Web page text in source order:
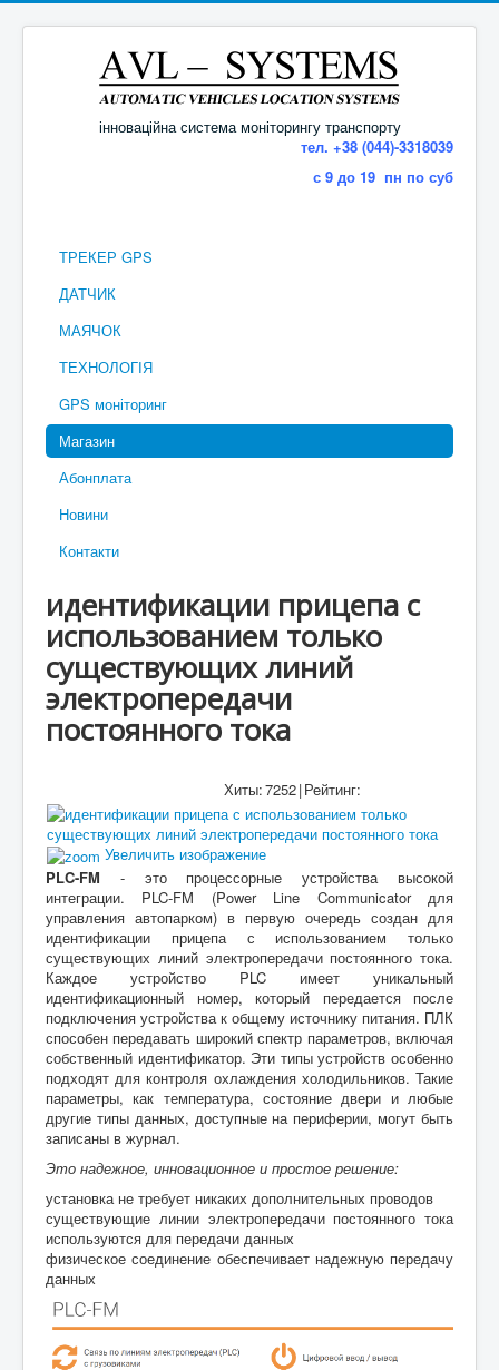
інноваційна система моніторингу транспорту
тел. +38 (044)-3318039
с 9 до 19 пн по суб
ТРЕКЕР GPS
ДАТЧИК
МАЯЧОК
ТЕХНОЛОГІЯ
GPS моніторинг
Магазин
Абонплата
Новини
Контакти
идентификации прицепа с
использованием только
существующих линий
электропередачи
постоянного тока
Хиты:7252|Рейтинг:
Увеличить изображение
PLC-FM - это процессорные устройства высокой
интеграции. PLC-FM (Power Line Communicator для
управления автопарком) в первую очередь создан для
идентификации прицепа с использованием только
существующих линий электропередачи постоянного тока.
Каждое устройство PLC имеет уникальный
идентификационный номер, который передается после
подключения устройства к общему источнику питания. ПЛК
способен передавать широкий спектр параметров, включая
собственный идентификатор. Эти типы устройств особенно
подходят для контроля охлаждения холодильников. Такие
параметры, как температура, состояние двери и любые
другие типы данных, доступные на периферии, могут быть
записаны в журнал.
Это надежное, инновационное и простое решение:
установка не требует никаких дополнительных проводов
существующие линии электропередачи постоянного тока
используются для передачи данных
физическое соединение обеспечивает надежную передачу
данных